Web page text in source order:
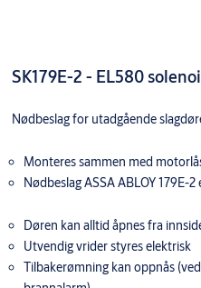
SK179E-2 - EL580
Nødbeslag for utadgående
Monteres sammen med
Nødbeslag ASSA ABLOY 179E-
Døren kan alltid åpnes fra
Utvendig vrider styres elektrisk
Tilbakerømning kan oppnås